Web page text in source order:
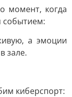
момент, когда
событием:
а эмоции
зале.
киберспорт: